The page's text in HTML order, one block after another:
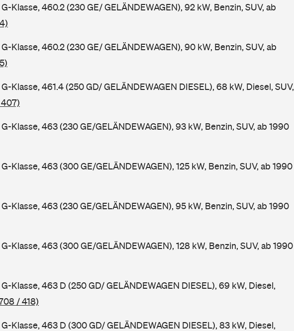
Klasse, 460.2 (230 GE/ GELÄNDEWAGEN), 92 kW, Benzin, SUV, ab
Klasse, 460.2 (230 GE/ GELÄNDEWAGEN), 90 kW, Benzin, SUV, ab
Klasse, 461.4 (250 GD/ GELÄNDEWAGEN DIESEL), 68 kW, Diesel, SUV,
Klasse, 463 (230 GE/GELÄNDEWAGEN), 93 kW, Benzin, SUV, ab 1990
Klasse, 463 (300 GE/GELÄNDEWAGEN), 125 kW, Benzin, SUV, ab 1990
Klasse, 463 (230 GE/GELÄNDEWAGEN), 95 kW, Benzin, SUV, ab 1990
Klasse, 463 (300 GE/GELÄNDEWAGEN), 128 kW, Benzin, SUV, ab 1990
Klasse, 463 D (250 GD/ GELÄNDEWAGEN DIESEL), 69 kW, Diesel,
/ 418)
Klasse, 463 D (300 GD/ GELÄNDEWAGEN DIESEL), 83 kW, Diesel,